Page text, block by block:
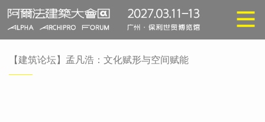
【建筑论坛】孟凡浩：文化赋形与空间赋能